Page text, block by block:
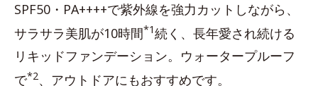
SPF50・PA++++で紫外線を強力カットしながら、
サラサラ美肌が10時間*1続く、長年愛され続ける
リキッドファンデーション。ウォータープルーフ
で*2、アウトドアにもおすすめです。